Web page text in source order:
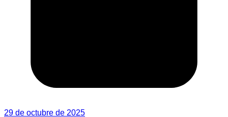
29 de octubre de 2025